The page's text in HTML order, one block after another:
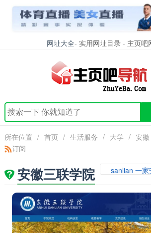
网址大全- 实用网址目录 - 主页吧
所在位置 / 首页 / 生活服务 / 大学 / 安徽
订阅
安徽三联学院 sanlian 一